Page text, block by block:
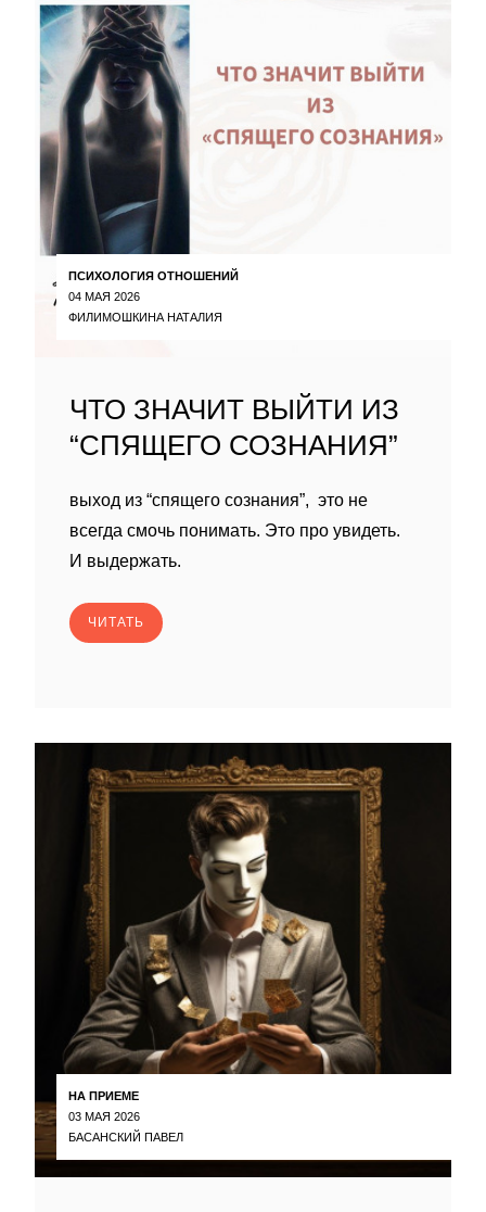
ПСИХОЛОГИЯ ОТНОШЕНИЙ
04 МАЯ 2026
ФИЛИМОШКИНА НАТАЛИЯ
ЧТО ЗНАЧИТ ВЫЙТИ ИЗ
“СПЯЩЕГО СОЗНАНИЯ”
выход из “спящего сознания”, это не
всегда смочь понимать. Это про увидеть.
И выдержать.
ЧИТАТЬ
НА ПРИЕМЕ
03 МАЯ 2026
БАСАНСКИЙ ПАВЕЛ